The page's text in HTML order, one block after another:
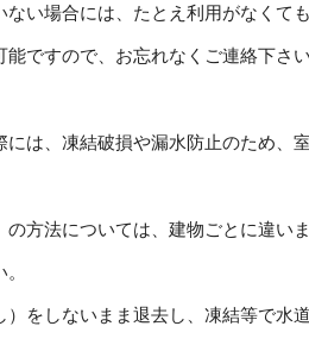
い場合には、たとえ利用がなくて
ですので、お忘れなくご連絡下さ
は、凍結破損や漏水防止のため、
方法については、建物ごとに違い
をしないまま退去し、凍結等で水